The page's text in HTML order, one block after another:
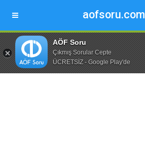
aofsoru.com
AÖF Soru
Çıkmış Sorular Cepte
ÜCRETSİZ - Google Play'de